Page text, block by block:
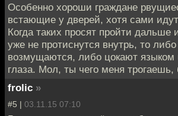
Особенно хороши граждане
встающие у дверей, хотя сами
Когда таких просят пройти дальше
уже не протиснутся внутрь, то
возмущаются, либо цокают языком
глаза. Мол, ты чего меня
frolic »
#5 | 03.11.15 07:10